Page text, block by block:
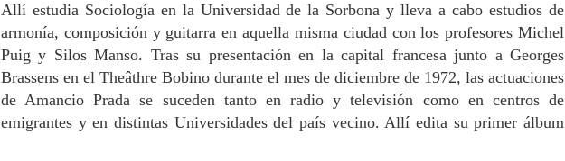
Allí estudia Sociología en la Universidad de la Sorbona y lleva a cabo estudios de
armonía, composición y guitarra en aquella misma ciudad con los profesores Michel
Puig y Silos Manso. Tras su presentación en la capital francesa junto a Georges
Brassens en el Theâthre Bobino durante el mes de diciembre de 1972, las actuaciones
de Amancio Prada se suceden tanto en radio y televisión como en centros de
emigrantes y en distintas Universidades del país vecino. Allí edita su primer álbum